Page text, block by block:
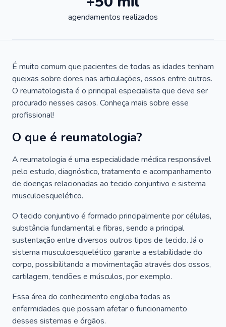
agendamentos realizados
É muito comum que pacientes de todas as idades tenham
queixas sobre dores nas articulações, ossos entre outros.
O reumatologista é o principal especialista que deve ser
procurado nesses casos. Conheça mais sobre esse
profissional!
O que é reumatologia?
A reumatologia é uma especialidade médica responsável
pelo estudo, diagnóstico, tratamento e acompanhamento
de doenças relacionadas ao tecido conjuntivo e sistema
musculoesquelético.
O tecido conjuntivo é formado principalmente por células,
substância fundamental e fibras, sendo a principal
sustentação entre diversos outros tipos de tecido. Já o
sistema musculoesquelético garante a estabilidade do
corpo, possibilitando a movimentação através dos ossos,
cartilagem, tendões e músculos, por exemplo.
Essa área do conhecimento engloba todas as
enfermidades que possam afetar o funcionamento
desses sistemas e órgãos.